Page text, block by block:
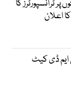
ٹرانسپورٹرز کا
اعلان
ڈی کیٹ